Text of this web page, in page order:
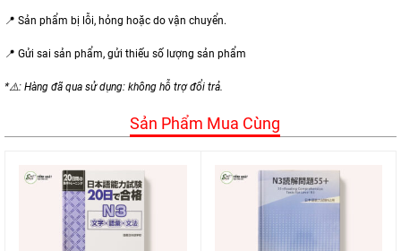
📍 Sản phẩm bị lỗi, hỏng hoặc do vận chuyển.
📍 Gửi sai sản phẩm, gửi thiếu số lượng sản phẩm
*⚠️: Hàng đã qua sử dụng: không hỗ trợ đổi trả.
Sản Phẩm Mua Cùng